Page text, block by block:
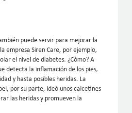
puede servir para mejorar la
empresa Siren Care, por ejemplo,
el nivel de diabetes. ¿Cómo? A
detecta la inflamación de los pies,
y hasta posibles heridas. La
por su parte, ideó unos calcetines
las heridas y promueven la